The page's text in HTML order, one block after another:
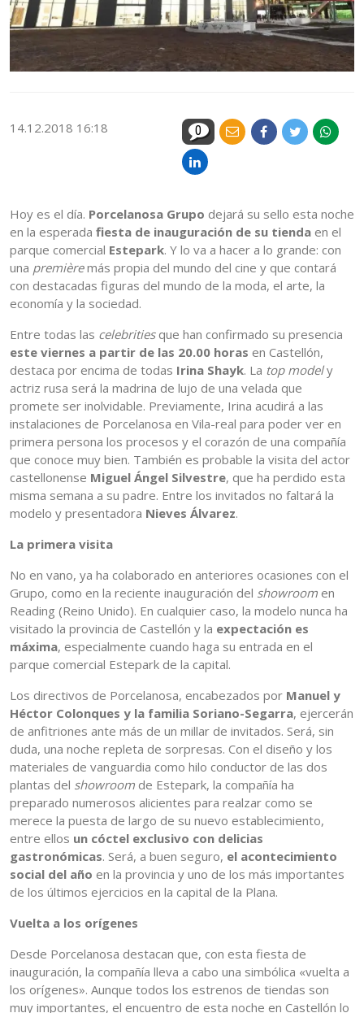
14.12.2018 16:18 0
Hoy es el día. Porcelanosa Grupo dejará su sello esta noche
en la esperada fiesta de inauguración de su tienda en el
parque comercial Estepark. Y lo va a hacer a lo grande: con
una premièremás propia del mundo del cine y que contará
con destacadas figuras del mundo de la moda, el arte, la
economía y la sociedad.
Entre todas las celebritiesque han confirmado su presencia
este viernes a partir de las 20.00 horas en Castellón,
destaca por encima de todas Irina Shayk. La top modely
actriz rusa será la madrina de lujo de una velada que
promete ser inolvidable. Previamente, Irina acudirá a las
instalaciones de Porcelanosa en Vila-real para poder ver en
primera persona los procesos y el corazón de una compañía
que conoce muy bien. También es probable la visita del actor
castellonense Miguel Ángel Silvestre, que ha perdido esta
misma semana a su padre. Entre los invitados no faltará la
modelo y presentadora Nieves Álvarez.
La primera visita
No en vano, ya ha colaborado en anteriores ocasiones con el
Grupo, como en la reciente inauguración del showroom en
Reading (Reino Unido). En cualquier caso, la modelo nunca ha
visitado la provincia de Castellón y la expectación es
máxima, especialmente cuando haga su entrada en el
parque comercial Estepark de la capital.
Los directivos de Porcelanosa, encabezados por Manuel y
Héctor Colonques y la familia Soriano-Segarra, ejercerán
de anfitriones ante más de un millar de invitados. Será, sin
duda, una noche repleta de sorpresas. Con el diseño y los
materiales de vanguardia como hilo conductor de las dos
plantas del showroom de Estepark, la compañía ha
preparado numerosos alicientes para realzar como se
merece la puesta de largo de su nuevo establecimiento,
entre ellos un cóctel exclusivo con delicias
gastronómicas. Será, a buen seguro, el acontecimiento
social del año en la provincia y uno de los más importantes
de los últimos ejercicios en la capital de la Plana.
Vuelta a los orígenes
Desde Porcelanosa destacan que, con esta fiesta de
inauguración, la compañía lleva a cabo una simbólica «vuelta a
los orígenes». Aunque todos los estrenos de tiendas son
muy importantes, el encuentro de esta noche en Castellón lo